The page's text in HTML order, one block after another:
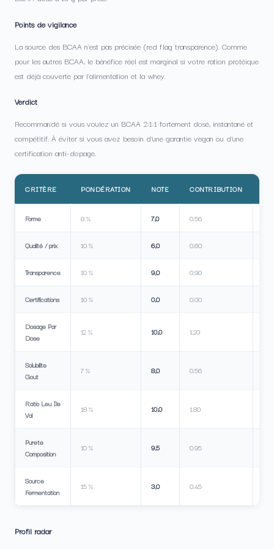
Points de vigilance
La source des BCAA n’est pas précisée (red flag transparence). Comme
pour les autres BCAA, le bénéfice réel est marginal si votre ration protéique
est déjà couverte par l’alimentation et la whey.
Verdict
Recommandé si vous voulez un BCAA 2:1:1 fortement dosé, instantané et
compétitif. À éviter si vous avez besoin d’une garantie vegan ou d’une
certification anti-dopage.
CRITÈRE PONDÉRATION NOTE CONTRIBUTION
Forme 8 % 7,0 0.56
Qualité / prix 10 % 6,0 0.60
Transparence 10 % 9,0 0.90
Certifications 10 % 0,0 0.00
Dosage Par
Dose
12 % 10,0 1.20
Solubilite
Gout
7 % 8,0 0.56
Ratio Leu Ile
Val
18 % 10,0 1.80
Purete
Composition
10 % 9,5 0.95
Source
Fermentation
15 % 3,0 0.45
Profil radar